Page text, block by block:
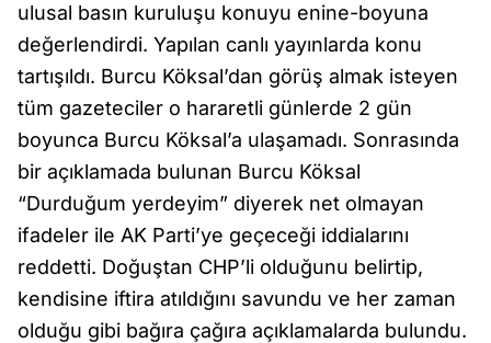
ulusal basın kuruluşu konuyu enine-boyuna
değerlendirdi. Yapılan canlı yayınlarda konu
tartışıldı. Burcu Köksal’dan görüş almak isteyen
tüm gazeteciler o hararetli günlerde 2 gün
boyunca Burcu Köksal’a ulaşamadı. Sonrasında
bir açıklamada bulunan Burcu Köksal
“Durduğum yerdeyim” diyerek net olmayan
ifadeler ile AK Parti’ye geçeceği iddialarını
reddetti. Doğuştan CHP’li olduğunu belirtip,
kendisine iftira atıldığını savundu ve her zaman
olduğu gibi bağıra çağıra açıklamalarda bulundu.